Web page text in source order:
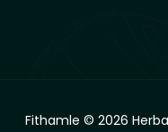
Fithamle © 2026